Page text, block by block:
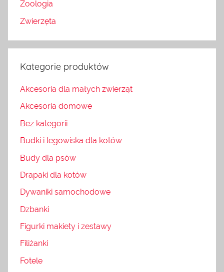
Zoologia
Zwierzęta
Kategorie produktów
Akcesoria dla małych zwierząt
Akcesoria domowe
Bez kategorii
Budki i legowiska dla kotów
Budy dla psów
Drapaki dla kotów
Dywaniki samochodowe
Dzbanki
Figurki makiety i zestawy
Filiżanki
Fotele